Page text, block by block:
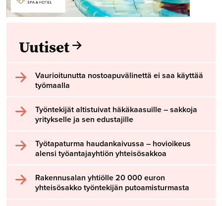
Uutiset
Vaurioitunutta nostoapuvälinettä ei saa käyttää
työmaalla
Työntekijät altistuivat häkäkaasuille – sakkoja
yritykselle ja sen edustajille
Työtapaturma haudankaivussa – hovioikeus
alensi työantajayhtiön yhteisösakkoa
Rakennusalan yhtiölle 20 000 euron
yhteisösakko työntekijän putoamisturmasta